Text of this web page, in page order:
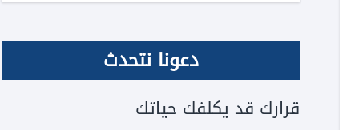
دعونا نتحدث
قرارك قد يكلفك حياتك